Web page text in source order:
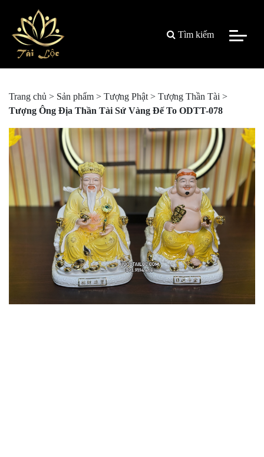
Tìm kiếm
Trang chủ > Sản phẩm > Tượng Phật > Tượng Thần Tài >
Tượng Ông Địa Thần Tài Sứ Vàng Đế To ODTT-078